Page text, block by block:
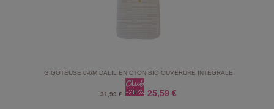
GIGOTEUSE 0-6M DALIL EN CTON BIO OUVERURE INTEGRALE
31,99 € 25,59 €